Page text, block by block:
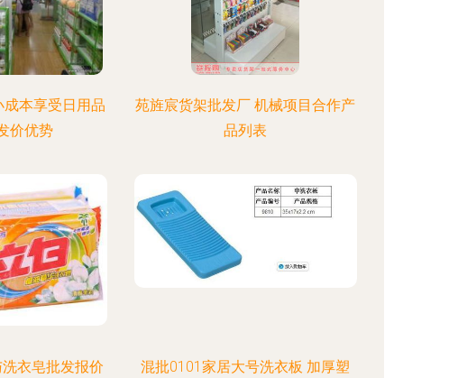
本享受日用品
价优势
苑旌宸货架批发厂 机械项目合作产
品列表
衣皂批发报价
混批0101家居大号洗衣板 加厚塑